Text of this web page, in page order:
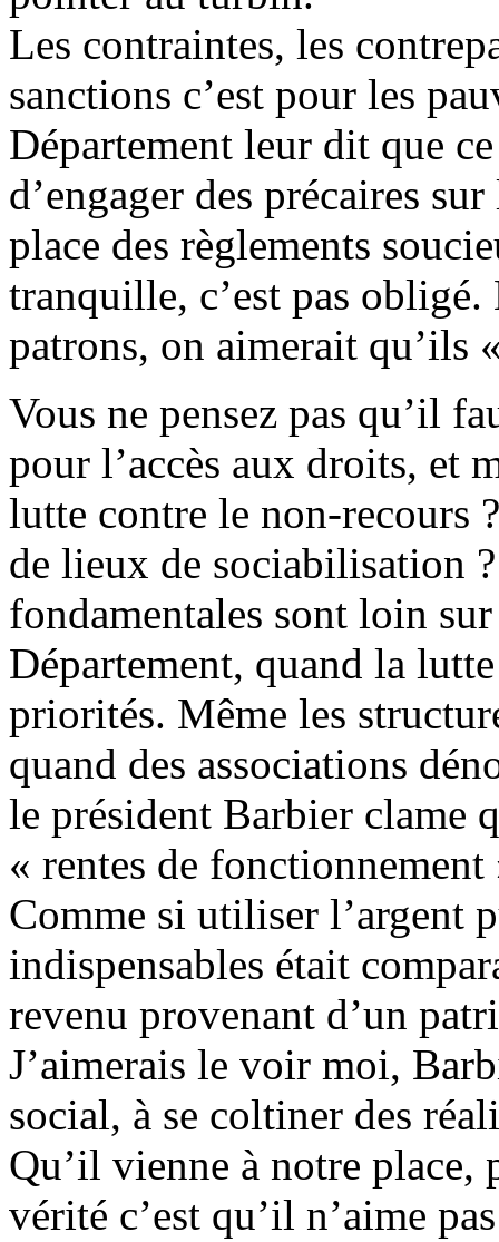
Les contraintes, les
sanctions c’est pour les
Département leur dit que
d’engager des précaires
place des règlements
tranquille, c’est pas
patrons, on aimerait qu’ils
Vous ne pensez pas qu’il
pour l’accès aux droits, et
lutte contre le non-recours
de lieux de sociabilisation
fondamentales sont loin
Département, quand la
priorités. Même les
quand des associations
le président Barbier clame
« rentes de
Comme si utiliser l’argent
indispensables était
revenu provenant d’un
J’aimerais le voir moi,
social, à se coltiner des
Qu’il vienne à notre place,
vérité c’est qu’il n’aime